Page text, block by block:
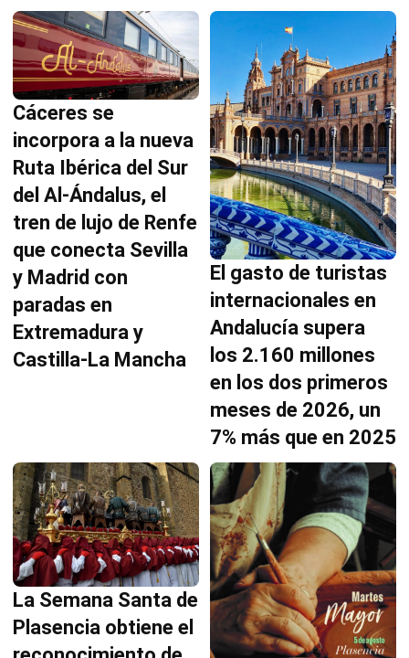
Cáceres se
incorpora a la nueva
Ruta Ibérica del Sur
del Al-Ándalus, el
tren de lujo de Renfe
que conecta Sevilla
y Madrid con
paradas en
Extremadura y
Castilla-La Mancha
El gasto de turistas
internacionales en
Andalucía supera
los 2.160 millones
en los dos primeros
meses de 2026, un
7% más que en 2025
La Semana Santa de
Plasencia obtiene el